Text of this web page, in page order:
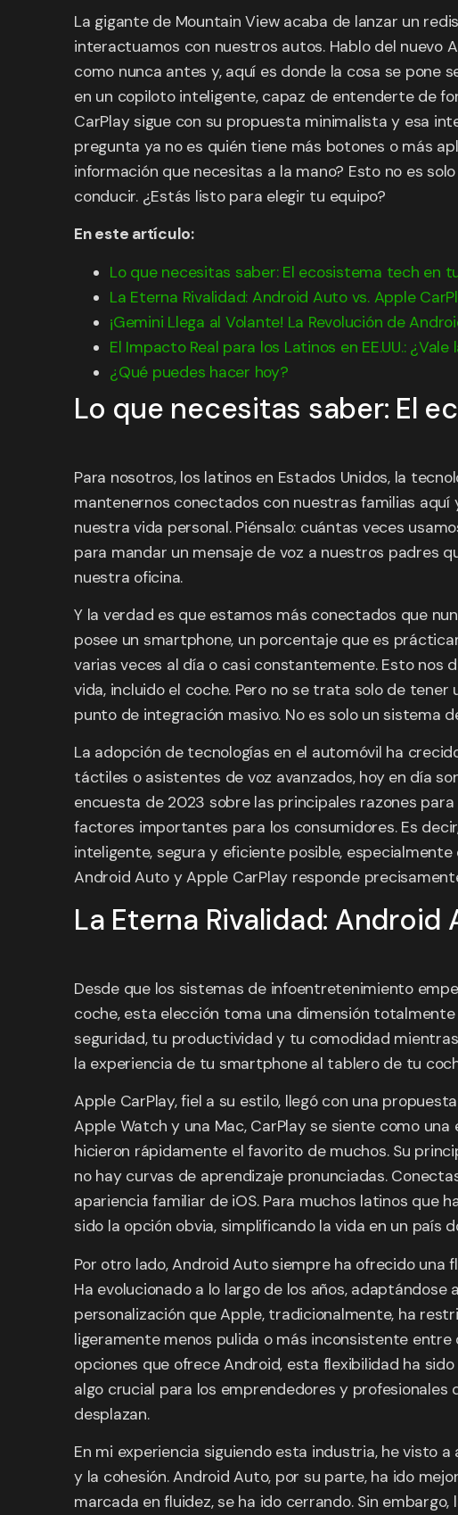
La gigante de Mountain View acaba de lanzar un
interactuamos con nuestros autos. Hablo del nuevo
como nunca antes y, aquí es donde la cosa se pone
en un copiloto inteligente, capaz de entenderte de
CarPlay sigue con su propuesta minimalista y esa
pregunta ya no es quién tiene más botones o más
información que necesitas a la mano? Esto no es
conducir. ¿Estás listo para elegir tu equipo?
En este artículo:
Lo que necesitas saber: El ecosistema tech en
La Eterna Rivalidad: Android Auto vs. Apple
¡Gemini Llega al Volante! La Revolución de
El Impacto Real para los Latinos en EE.UU.: ¿Vale
¿Qué puedes hacer hoy?
Lo que necesitas saber: El
Para nosotros, los latinos en Estados Unidos, la
mantenernos conectados con nuestras familias aquí
nuestra vida personal. Piénsalo: cuántas veces
para mandar un mensaje de voz a nuestros padres
nuestra oficina.
Y la verdad es que estamos más conectados que
posee un smartphone, un porcentaje que es
varias veces al día o casi constantemente. Esto
vida, incluido el coche. Pero no se trata solo de
punto de integración masivo. No es solo un
La adopción de tecnologías en el automóvil ha
táctiles o asistentes de voz avanzados, hoy en día
encuesta de 2023 sobre las principales razones
factores importantes para los consumidores. Es
inteligente, segura y eficiente posible,
Android Auto y Apple CarPlay responde
La Eterna Rivalidad: Android
Desde que los sistemas de infoentretenimiento
coche, esta elección toma una dimensión
seguridad, tu productividad y tu comodidad
la experiencia de tu smartphone al tablero de tu
Apple CarPlay, fiel a su estilo, llegó con una
Apple Watch y una Mac, CarPlay se siente como
hicieron rápidamente el favorito de muchos. Su
no hay curvas de aprendizaje pronunciadas.
apariencia familiar de iOS. Para muchos latinos que
sido la opción obvia, simplificando la vida en un país
Por otro lado, Android Auto siempre ha ofrecido
Ha evolucionado a lo largo de los años,
personalización que Apple, tradicionalmente, ha
ligeramente menos pulida o más inconsistente
opciones que ofrece Android, esta flexibilidad ha
algo crucial para los emprendedores y
desplazan.
En mi experiencia siguiendo esta industria, he visto
y la cohesión. Android Auto, por su parte, ha ido
marcada en fluidez, se ha ido cerrando. Sin